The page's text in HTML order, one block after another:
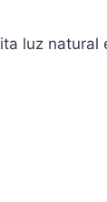
luz natural